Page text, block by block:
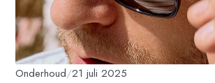
Onderhoud/21 juli 2025